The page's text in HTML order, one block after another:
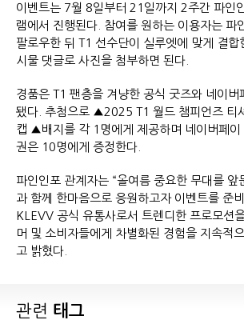
이벤트는 7월 8일부터 21일까지 2주간 파인
램에서 진행된다. 참여를 원하는 이용자는 파
팔로우한 뒤 T1 선수단이 실루엣에 맞게 결합
시물 댓글로 사진을 첨부하면 된다.
경품은 T1 팬층을 겨냥한 공식 굿즈와 네이버
됐다. 추첨으로 ▲2025 T1 월드 챔피언즈
캡 ▲배지를 각 1명에게 제공하며 네이버페이
권은 10명에게 증정한다.
파인인포 관계자는 “올여름 중요한 무대를 앞
과 함께 한마음으로 응원하고자 이벤트를 준
KLEVV 공식 유통사로서 트렌디한 프로모션
머 및 소비자들에게 차별화된 경험을 지속적
고 밝혔다.
관련 태그